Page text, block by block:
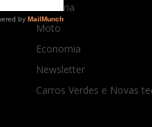
Indústria
Moto
Economia
Newsletter
Carros Verdes e Novas